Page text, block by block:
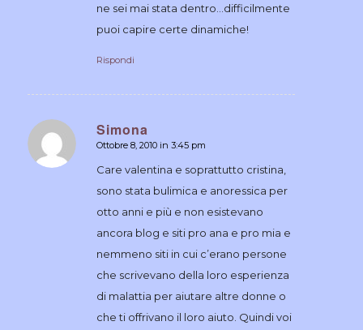
ne sei mai stata dentro…difficilmente
puoi capire certe dinamiche!
Rispondi
Simona
dice:
Ottobre 8, 2010 in 3:45 pm
Care valentina e soprattutto cristina,
sono stata bulimica e anoressica per
otto anni e più e non esistevano
ancora blog e siti pro ana e pro mia e
nemmeno siti in cui c’erano persone
che scrivevano della loro esperienza
di malattia per aiutare altre donne o
che ti offrivano il loro aiuto. Quindi voi